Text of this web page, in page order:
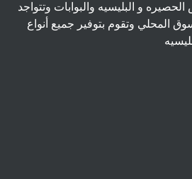
و البليسيه والبوابات وتتواجد
25 عاما بالسوق المحلي وتقوم بتوفير جميع أنواع